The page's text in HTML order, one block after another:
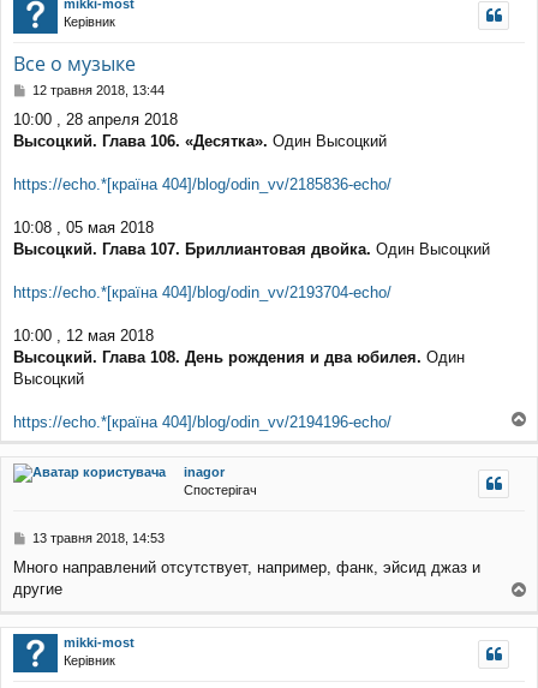
уп
mikki-most
Керівник
Все о музыке
П
в
і
о
м
е
н
я
12 травня 2018, 13:44
10:00 , 28 апреля 2018
Высоцкий. Глава 106. «Десятка». Один Высоцкий
https://echo.*[країна 404]/blog/odin_vv/2185836-echo/
10:08 , 05 мая 2018
Высоцкий. Глава 107. Бриллиантовая двойка. Один Высоцкий
https://echo.*[країна 404]/blog/odin_vv/2193704-echo/
10:00 , 12 мая 2018
Высоцкий. Глава 108. День рождения и два юбилея. Один
Высоцкий
https://echo.*[країна 404]/blog/odin_vv/2194196-echo/
о
г
inagor
Спостерігач
П
в
і
о
м
л
13 травня 2018, 14:53
Много направлений отсутствует, например, фанк, эйсид джаз и
другие
г
mikki-most
Керівник